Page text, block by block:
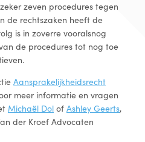
zeven procedures tegen
de rechtszaken heeft de
is in zoverre vooralsnog
de procedures tot nog toe
Aansprakelijkheidsrecht
meer informatie en vragen
Michaël Dol of Ashley Geerts,
der Kroef Advocaten